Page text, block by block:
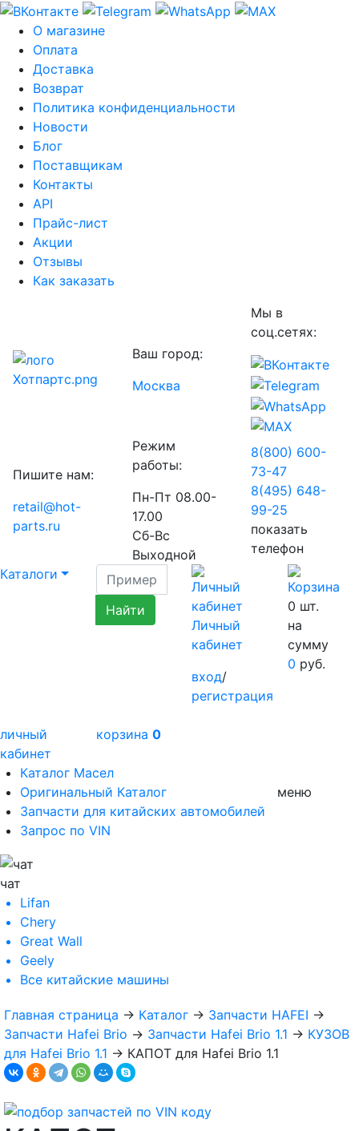
О магазине
Оплата
Доставка
Возврат
Политика конфиденциальности
Новости
Блог
Поставщикам
Контакты
API
Прайс-лист
Акции
Отзывы
Как заказать
Ваш город:
Москва
Мы в
соц.сетях:
Пишите нам:
retail@hot-
parts.ru
Режим
работы:
Пн-Пт 08.00-
17.00
Сб-Вс
Выходной
8(800) 600-
73-47
8(495) 648-
99-25
показать
телефон
Каталоги
Личный
кабинет
вход/
регистрация
0 шт.
на
сумму
0 руб.
личный
кабинет
корзина 0
Каталог Масел
Оригинальный Каталог
Запчасти для китайских автомобилей
Запрос по VIN
меню
чат
Lifan
Chery
Great Wall
Geely
Все китайские машины
Главная страница → Каталог → Запчасти HAFEI →
Запчасти Hafei Brio → Запчасти Hafei Brio 1.1 → КУЗОВ
для Hafei Brio 1.1 → КАПОТ для Hafei Brio 1.1